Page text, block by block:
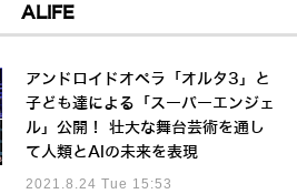
ALIFE
アンドロイドオペラ「オルタ3」と
子ども達による「スーパーエンジェ
ル」公開！ 壮大な舞台芸術を通し
て人類とAIの未来を表現
2021.8.24 Tue 15:53